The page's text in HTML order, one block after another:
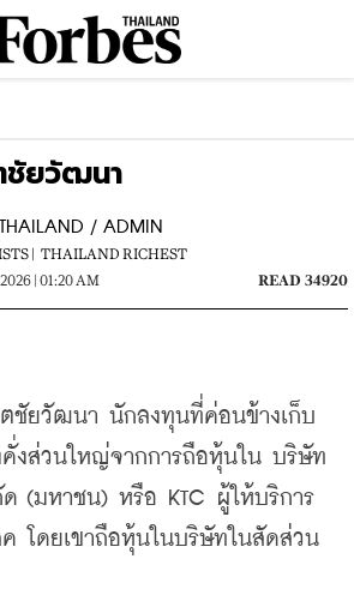
ชัยวัฒนา
THAILAND / ADMIN
|
THAILAND RICHEST
| 01:20 AM
READ 34920
วัฒนา นักลงทุนที่ค่อนข้างเก็บ
งส่วนใหญ่จากการถือหุ้นใน บริษัท
(มหาชน) หรือ KTC ผู้ให้บริการ
ค โดยเขาถือหุ้นในบริษัทในสัดส่วน